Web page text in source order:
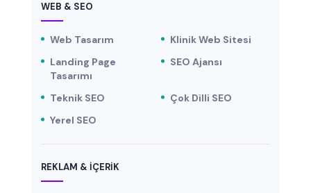
WEB & SEO
Web Tasarım
Klinik Web Sitesi
Landing Page
Tasarımı
SEO Ajansı
Teknik SEO
Çok Dilli SEO
Yerel SEO
REKLAM & İÇERIK